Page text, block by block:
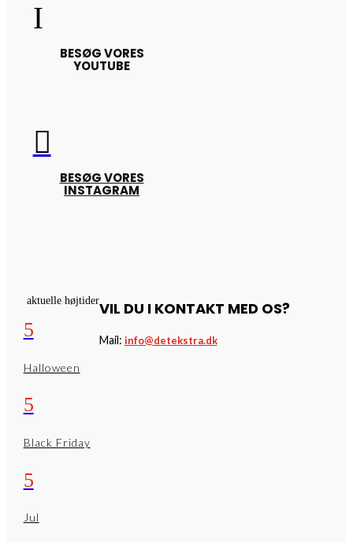
I
BESØG VORES
YOUTUBE

BESØG VORES
INSTAGRAM
aktuelle højtider
5
Halloween
5
Black Friday
5
Jul
VIL DU I KONTAKT MED OS?
Mail: info@detekstra.dk